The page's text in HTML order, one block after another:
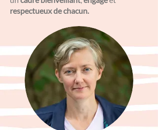
respectueux de chacun.